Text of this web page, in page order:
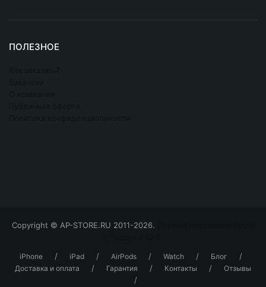
ПОЛЕЗНОЕ
Copyright © AP-STORE.RU 2011-2026.
iPhone / iPad / AirPods / Watch / Блог /
Доставка и оплата / Гарантия / Контакты / Отзывы
/